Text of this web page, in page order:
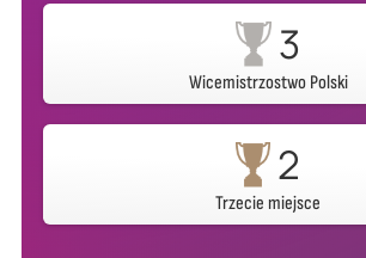
3
Wicemistrzostwo Polski
2
Trzecie miejsce